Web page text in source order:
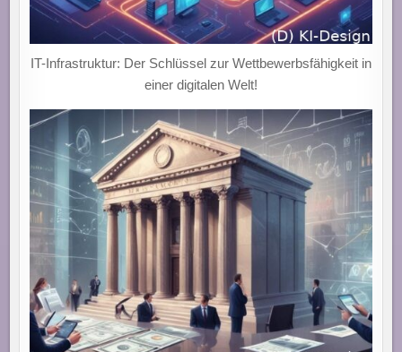
IT-Infrastruktur: Der Schlüssel zur Wettbewerbsfähigkeit in
einer digitalen Welt!